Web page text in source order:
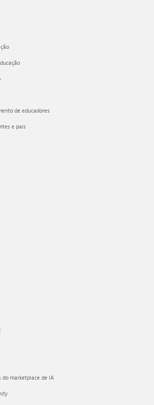
de educadores
e pais
do marketplace de IA